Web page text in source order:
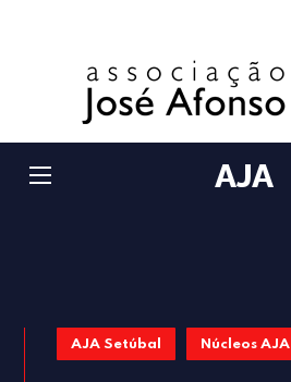
AJA
AJA Setúbal Núcleos AJA